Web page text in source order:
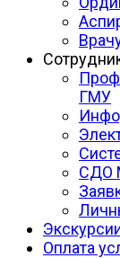
ГМУ
СДО
Оплата